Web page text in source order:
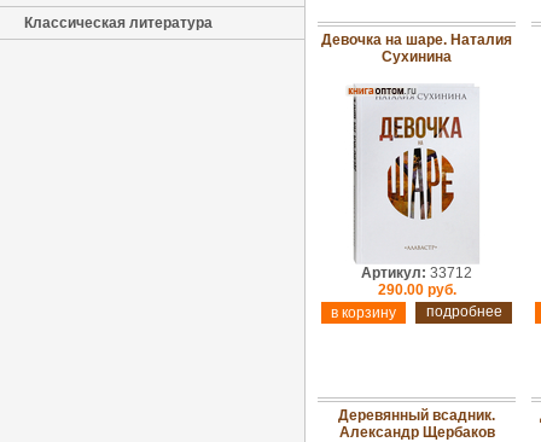
Классическая литература
Девочка на шаре. Наталия
Сухинина
Артикул: 33712
290.00 руб.
подробнее
Деревянный всадник.
Александр Щербаков